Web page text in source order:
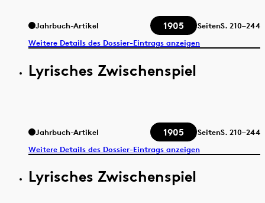
Jahrbuch-Artikel 1905 SeitenS. 210–244
Weitere Details des Dossier-Eintrags anzeigen
Lyrisches Zwischenspiel
Jahrbuch-Artikel 1905 SeitenS. 210–244
Weitere Details des Dossier-Eintrags anzeigen
Lyrisches Zwischenspiel